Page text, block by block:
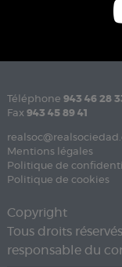
Téléphone 943 46 28
Fax 943 45 89 41
Mentions légales
Politique de
Politique de cookies
Copyright
Tous droits
responsable du